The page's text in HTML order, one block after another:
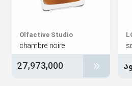
Olfactive Studio
chambre noire
27,973,000